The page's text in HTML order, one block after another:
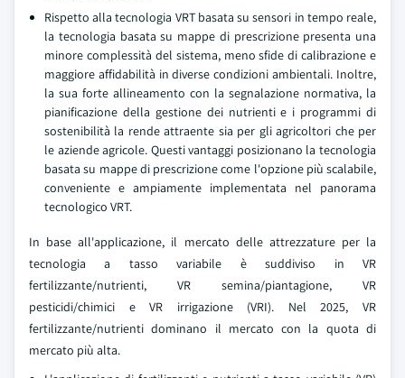
Rispetto alla tecnologia VRT basata su sensori in tempo reale,
la tecnologia basata su mappe di prescrizione presenta una
minore complessità del sistema, meno sfide di calibrazione e
maggiore affidabilità in diverse condizioni ambientali. Inoltre,
la sua forte allineamento con la segnalazione normativa, la
pianificazione della gestione dei nutrienti e i programmi di
sostenibilità la rende attraente sia per gli agricoltori che per
le aziende agricole. Questi vantaggi posizionano la tecnologia
basata su mappe di prescrizione come l'opzione più scalabile,
conveniente e ampiamente implementata nel panorama
tecnologico VRT.
In base all'applicazione, il mercato delle attrezzature per la
tecnologia a tasso variabile è suddiviso in VR
fertilizzante/nutrienti, VR semina/piantagione, VR
pesticidi/chimici e VR irrigazione (VRI). Nel 2025, VR
fertilizzante/nutrienti dominano il mercato con la quota di
mercato più alta.